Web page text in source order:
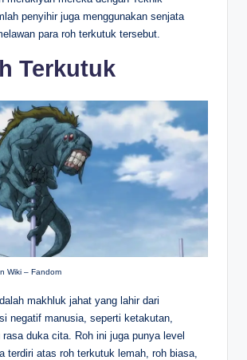
penyihir juga menggunakan senjata
para roh terkutuk tersebut.
Terkutuk
Wiki – Fandom
makhluk jahat yang lahir dari
negatif manusia, seperti ketakutan,
rasa duka cita. Roh ini juga punya level
terdiri atas roh terkutuk lemah, roh biasa,